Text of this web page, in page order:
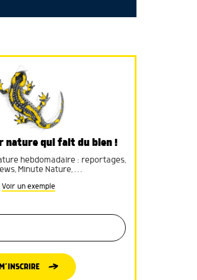
nature qui fait du bien !
hebdomadaire : reportages,
Minute Nature, …
Voir un exemple
M’INSCRIRE